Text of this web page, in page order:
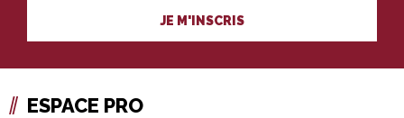
PROFESSIONNELS DU TOURISME
JE M'INSCRIS
ESPACE PRO